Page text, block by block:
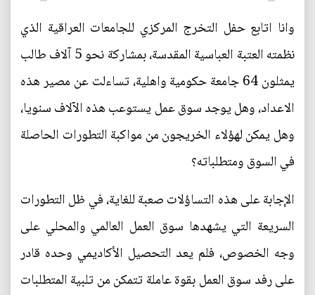
وانا اتابع حفل التخرج المركزي للجامعات العراقية الذي
نظمته العتبة العباسية المقدسة، بمشاركة نحو 5 آلاف طالب
يمثلون 64 جامعة حكومية واهلية، تساءلت عن مصير هذه
الاعداد، وهل يوجد سوق عمل يستوعب هذه الآلاف سنويا،
وهل يمكن لهؤلاء الخريجون من مواكبة التطورات الحاصلة
في السوق ومتطلباته؟
الإجابة على هذه التساؤلات صعبة للغاية، في ظل التطورات
السريعة التي يشهدها سوق العمل العالمي والمحلي على
وجه الخصوص، فلم يعد التحصيل الأكاديمي وحده قادر
على رفد سوق العمل بقوة عاملة تتمكن من تلبية المتطلبات